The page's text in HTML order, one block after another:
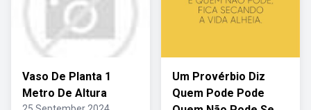
Vaso De Planta 1
Metro De Altura
Um Provérbio Diz
Quem Pode Pode